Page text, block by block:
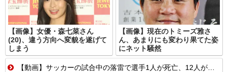
【画像】女優・森七菜さん
(20)、違う方向へ変貌を遂げて
しまう
【画像】現在のトミーズ雅さ
ん、あまりにも変わり果てた姿
にネット騒然
【動画】サッカーの試合中の落雷で選手1人が死亡、12人が負傷した事故。